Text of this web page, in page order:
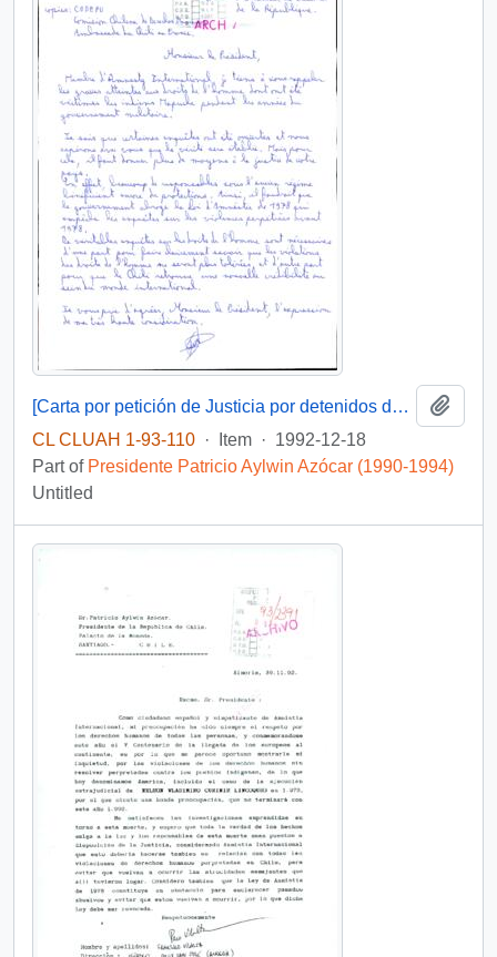
[Carta por petición de Justicia por detenidos desaparecidos indígenas]
CL CLUAH 1-93-110 · Item · 1992-12-18
Part of Presidente Patricio Aylwin Azócar (1990-1994)
Untitled